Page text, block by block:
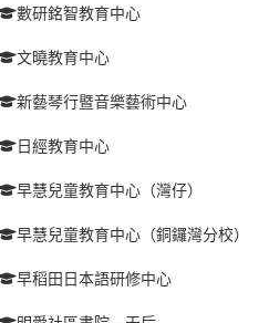
數研銘智教育中心
文曉教育中心
新藝琴行暨音樂藝術中心
日經教育中心
早慧兒童教育中心（灣仔）
早慧兒童教育中心（銅鑼灣分校）
早稻田日本語研修中心